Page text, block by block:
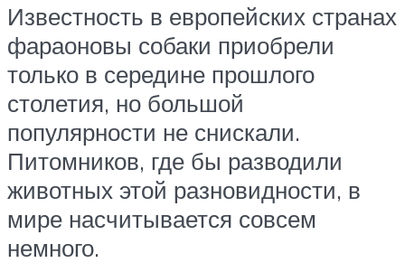
Известность в европейских странах
фараоновы собаки приобрели
только в середине прошлого
столетия, но большой
популярности не снискали.
Питомников, где бы разводили
животных этой разновидности, в
мире насчитывается совсем
немного.